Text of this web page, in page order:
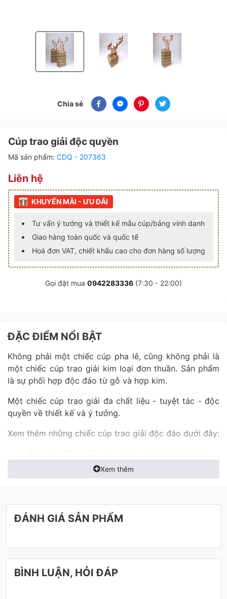
Cúp trao giải độc quyềnCúp trao giải độc quyềnCúp trao giải độc quyền
Chia sẻ
Cúp trao giải độc quyền
Mã sản phẩm: CDQ - 207363
Liên hệ
KHUYẾN MÃI - ƯU ĐÃI
Tư vấn ý tưởng và thiết kế mẫu cúp/bảng vinh danh
Giao hàng toàn quốc và quốc tế
Hoá đơn VAT, chiết khấu cao cho đơn hàng số lượng
Gọi đặt mua 0942283336 (7:30 - 22:00)
ĐẶC ĐIỂM NỔI BẬT
Không phải một chiếc cúp pha lê, cũng không phải là
một chiếc cúp trao giải kim loại đơn thuần. Sản phẩm
là sự phối hợp độc đáo từ gỗ và hợp kim.
Một chiếc cúp trao giải đa chất liệu - tuyệt tác - độc
quyền về thiết kế và ý tưởng.
Xem thêm những chiếc cúp trao giải độc đáo dưới đây:
Cúp vận động viên chạy bứt phá về đích dành
cho giải chạy Xuân Dầu khí 2023
Cúp người cầm cờ trên đỉnh vinh quang
Để biết thêm thông tin và đặt hàng, vui lòng liên hệ
hotline của chúng tôi tại 0942283336
Xem thêm
ĐÁNH GIÁ SẢN PHẨM
BÌNH LUẬN, HỎI ĐÁP